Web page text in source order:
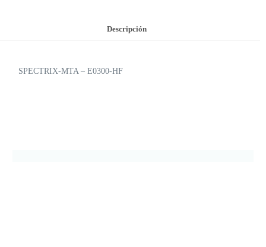
Descripción
SPECTRIX-MTA – E0300-HF